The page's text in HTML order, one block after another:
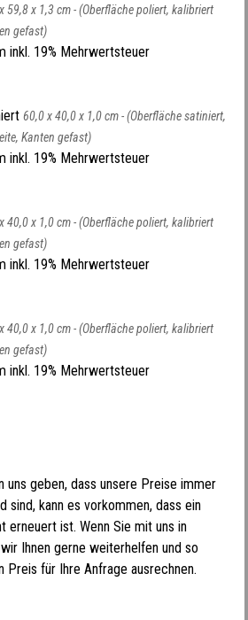
59,8 x 1,3 cm -(Oberfläche poliert, kalibriert
gefast)
inkl. 19% Mehrwertsteuer
60,0 x 40,0 x 1,0 cm -(Oberfläche satiniert,
Kanten gefast)
inkl. 19% Mehrwertsteuer
40,0 x 1,0 cm -(Oberfläche poliert, kalibriert
gefast)
inkl. 19% Mehrwertsteuer
40,0 x 1,0 cm -(Oberfläche poliert, kalibriert
gefast)
inkl. 19% Mehrwertsteuer
uns geben, dass unsere Preise immer
sind, kann es vorkommen, dass ein
erneuert ist. Wenn Sie mit uns in
Ihnen gerne weiterhelfen und so
Preis für Ihre Anfrage ausrechnen.